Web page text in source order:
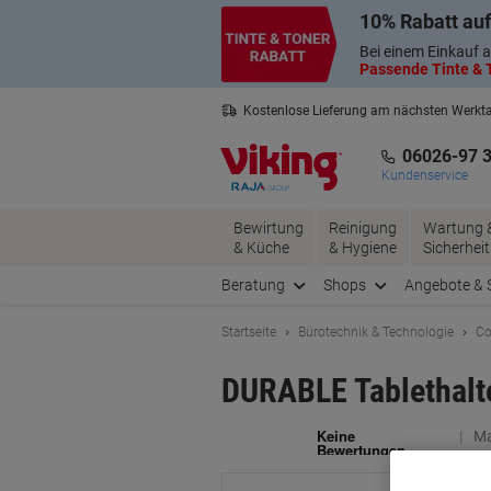
10% Rabatt
Bei einem Einkauf
Passende Tinte &
Kostenlose Lieferung am nächsten
06026-97
Kundenservice
Bewirtung
& Küche
Reinigung
& Hygiene
Wartung
Sicherheit
Beratung Shops Angebote &
Startseite Bürotechnik & Technologie
DURABLE